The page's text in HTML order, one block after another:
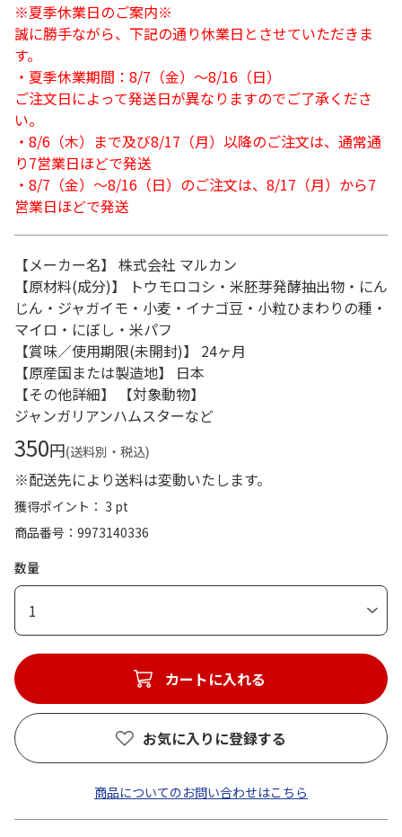
※夏季休業日のご案内※
誠に勝手ながら、下記の通り休業日とさせていただきま
す。
・夏季休業期間：8/7（金）～8/16（日）
ご注文日によって発送日が異なりますのでご了承くださ
い。
・8/6（木）まで及び8/17（月）以降のご注文は、通常通
り7営業日ほどで発送
・8/7（金）～8/16（日）のご注文は、8/17（月）から7
営業日ほどで発送
【メーカー名】 株式会社 マルカン
【原材料(成分)】 トウモロコシ・米胚芽発酵抽出物・にん
じん・ジャガイモ・小麦・イナゴ豆・小粒ひまわりの種・
マイロ・にぼし・米パフ
【賞味／使用期限(未開封)】 24ヶ月
【原産国または製造地】 日本
【その他詳細】 【対象動物】
ジャンガリアンハムスターなど
350円(送料別・税込)
※配送先により送料は変動いたします。
獲得ポイント： 3 pt
商品番号
9973140336
数量
1
カートに入れる
お気に入りに登録する
商品についてのお問い合わせはこちら